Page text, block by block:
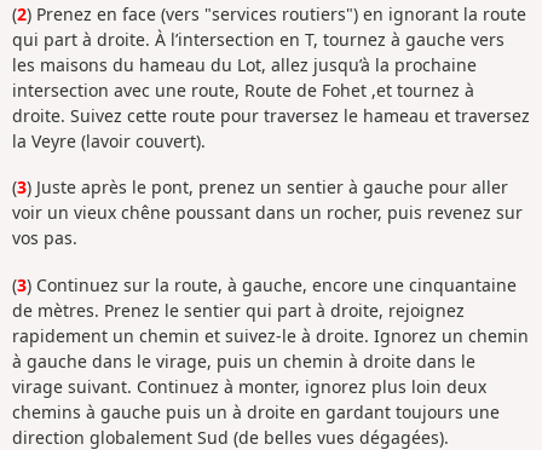
(2) Prenez en face (vers "services routiers") en ignorant la route
qui part à droite. À l’intersection en T, tournez à gauche vers
les maisons du hameau du Lot, allez jusqu’à la prochaine
intersection avec une route, Route de Fohet ,et tournez à
droite. Suivez cette route pour traversez le hameau et traversez
la Veyre (lavoir couvert).
(3) Juste après le pont, prenez un sentier à gauche pour aller
voir un vieux chêne poussant dans un rocher, puis revenez sur
vos pas.
(3) Continuez sur la route, à gauche, encore une cinquantaine
de mètres. Prenez le sentier qui part à droite, rejoignez
rapidement un chemin et suivez-le à droite. Ignorez un chemin
à gauche dans le virage, puis un chemin à droite dans le
virage suivant. Continuez à monter, ignorez plus loin deux
chemins à gauche puis un à droite en gardant toujours une
direction globalement Sud (de belles vues dégagées).